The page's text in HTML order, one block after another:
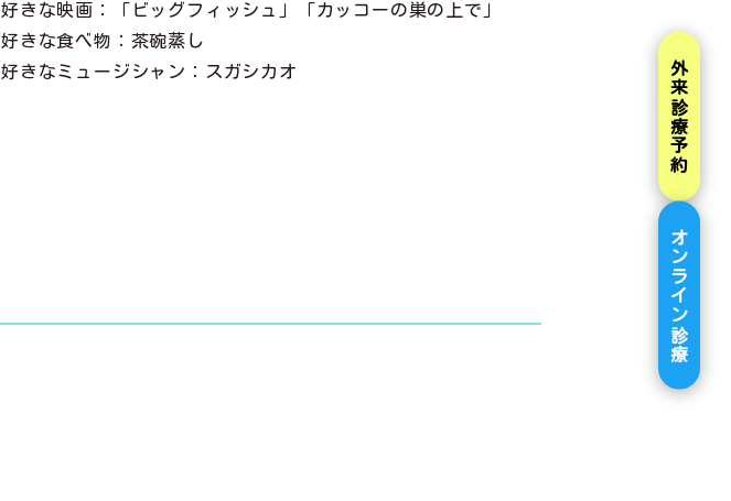
好きな映画：「ビッグフィッシュ」「カッコーの巣の上で」
好きな食べ物：茶碗蒸し
好きなミュージシャン：スガシカオ
外来診療予約
オンライン診療